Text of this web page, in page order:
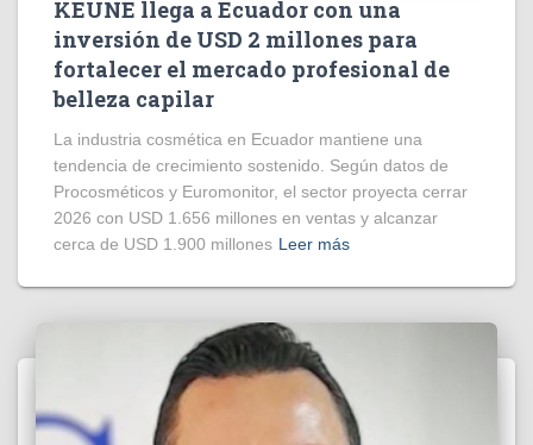
KEUNE llega a Ecuador con una
inversión de USD 2 millones para
fortalecer el mercado profesional de
belleza capilar
La industria cosmética en Ecuador mantiene una
tendencia de crecimiento sostenido. Según datos de
Procosméticos y Euromonitor, el sector proyecta cerrar
2026 con USD 1.656 millones en ventas y alcanzar
cerca de USD 1.900 millones Leer más